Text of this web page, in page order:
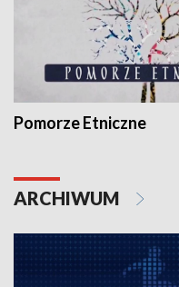
Pomorze Etniczne
ARCHIWUM